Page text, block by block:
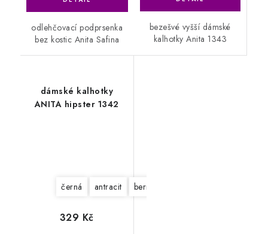
odlehčovací podprsenka
bez kostic Anita Safina
bezešvé vyšší dámské
kalhotky Anita 1343
dámské kalhotky
ANITA hipster 1342
černá antracit berry
329 Kč